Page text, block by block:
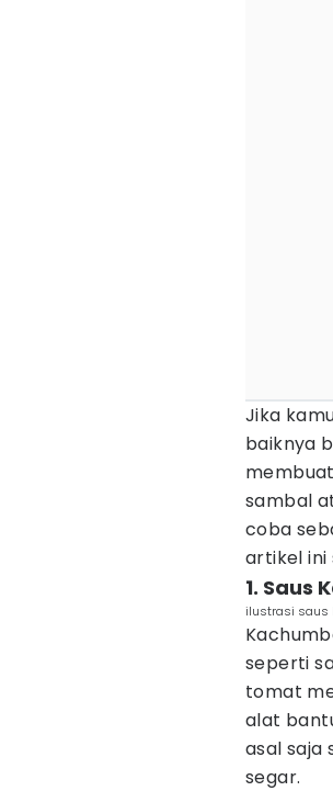
Jika
baiknya
sambal
coba
artikel ini
1. Saus
ilustrasi saus
seperti
tomat
alat
asal saja
segar.